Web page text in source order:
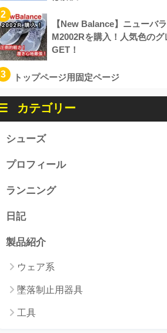
2
【New Balance】ニューバ
M2002Rを購入！人気色のグ
GET！
3 トップページ用固定ページ
カテゴリー
シューズ
プロフィール
ランニング
日記
製品紹介
ウェア系
墜落制止用器具
工具